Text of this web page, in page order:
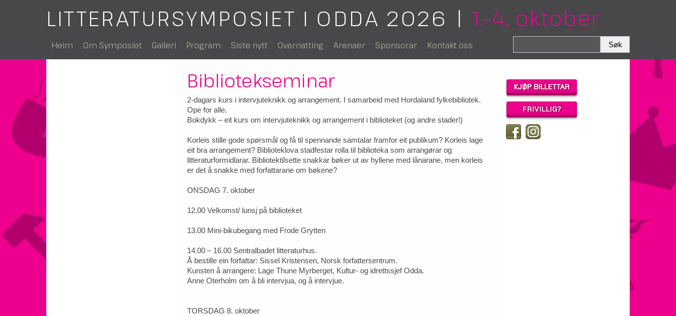
LITTERATURSYMPOSIET I ODDA 2026 | 1.–4. oktober
Heim Om Symposiet Galleri Program Siste nytt Overnatting Arenaer Sponsorar Kontakt oss
Bibliotekseminar
2-dagars kurs i intervjuteknikk og arrangement. I samarbeid med Hordaland fylkebibliotek.
Ope for alle.
Bokdykk – eit kurs om intervjuteknikk og arrangement i biblioteket (og andre stader!)
Korleis stille gode spørsmål og få til spennande samtalar framfor eit publikum? Korleis lage
eit bra arrangement? Biblioteklova stadfestar rolla til biblioteka som arrangørar og
litteraturformidlarar. Bibliotektilsette snakkar bøker ut av hyllene med lånarane, men korleis
er det å snakke med forfattarane om bøkene?
ONSDAG 7. oktober
12.00 Velkomst/ lunsj på biblioteket
13.00 Mini-bikubegang med Frode Grytten
14.00 – 16.00 Sentralbadet litteraturhus.
Å bestille ein forfattar: Sissel Kristensen, Norsk forfattersentrum.
Kunsten å arrangere: Lage Thune Myrberget, Kultur- og idrettssjef Odda.
Anne Oterholm om å bli intervjua, og å intervjue.
TORSDAG 8. oktober